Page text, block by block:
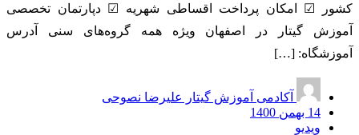
کشور ☑ امکان پرداخت اقساطی شهریه ☑ دپارتمان تخصصی
آموزش گیتار در اصفهان ویژه همه گروه‌های سنی آدرس
آموزشگاه: […]
آکادمی آموزش گیتار علیرضا نصوحی
14 بهمن 1400
ویدیو